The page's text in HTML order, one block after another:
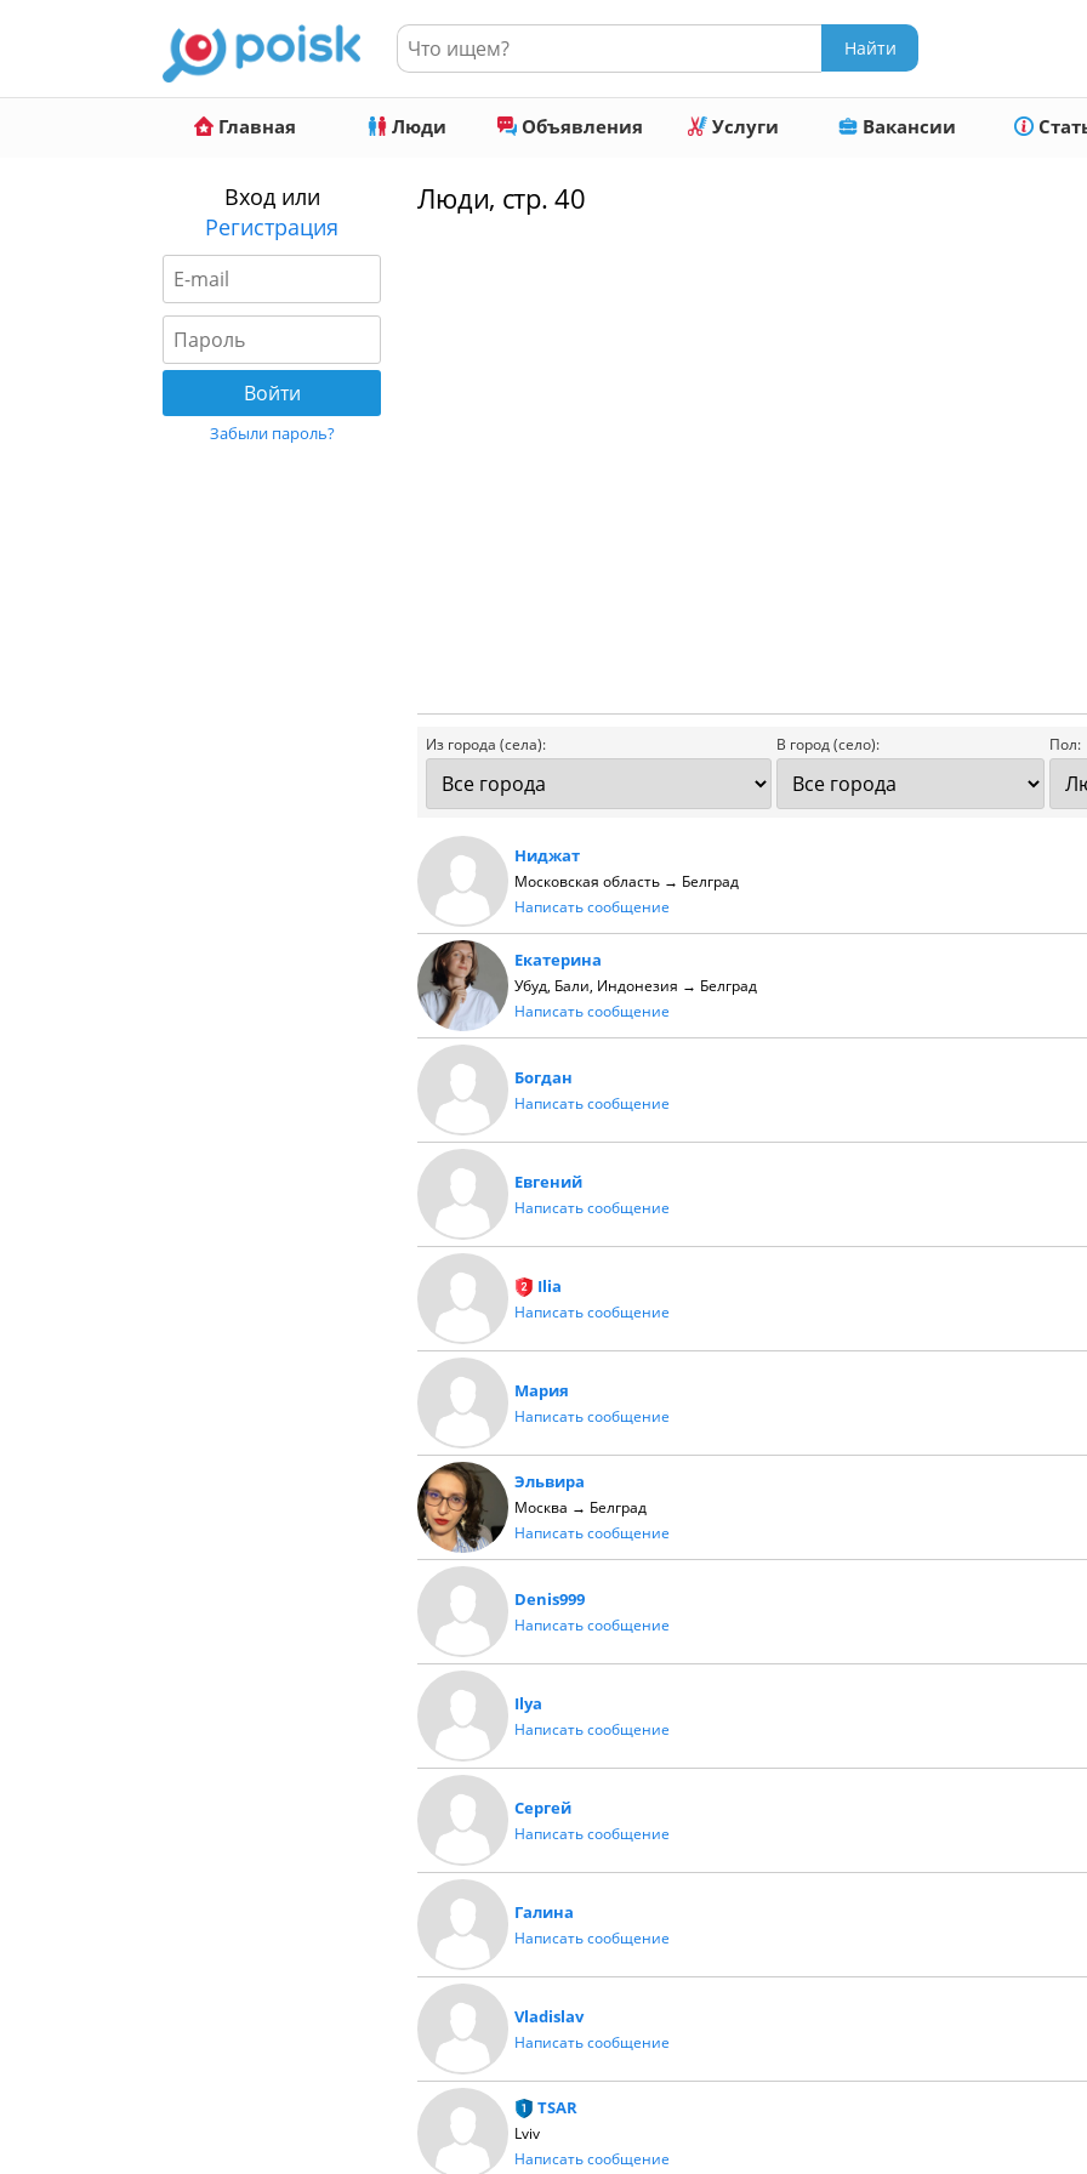
Главная Люди Объявления Услуги Вакансии
Вход или
Регистрация
Забыли пароль?
Люди, стр. 40
Из города (села): В город (село): Пол:
Ниджат
Московская область → Белград
Написать сообщение
Екатерина
Убуд, Бали, Индонезия → Белград
Написать сообщение
Богдан
Написать сообщение
Евгений
Написать сообщение
Ilia
Написать сообщение
Мария
Написать сообщение
Эльвира
Москва → Белград
Написать сообщение
Denis999
Написать сообщение
Ilya
Написать сообщение
Сергей
Написать сообщение
Галина
Написать сообщение
Vladislav
Написать сообщение
TSAR
Lviv
Написать сообщение